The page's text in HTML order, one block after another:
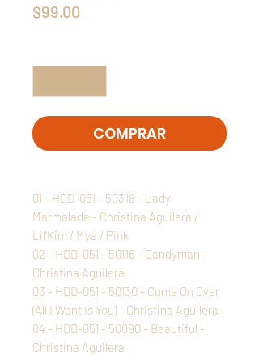
$99.00
COMPRAR
01 - HDD-051 - 50318 - Lady
Marmalade - Christina Aguilera /
Lil'Kim / Mya / Pink
02 - HDD-051 - 50116 - Candyman -
Christina Aguilera
03 - HDD-051 - 50130 - Come On Over
(All I Want Is You) - Christina Aguilera
04 - HDD-051 - 50090 - Beautiful -
Christina Aguilera